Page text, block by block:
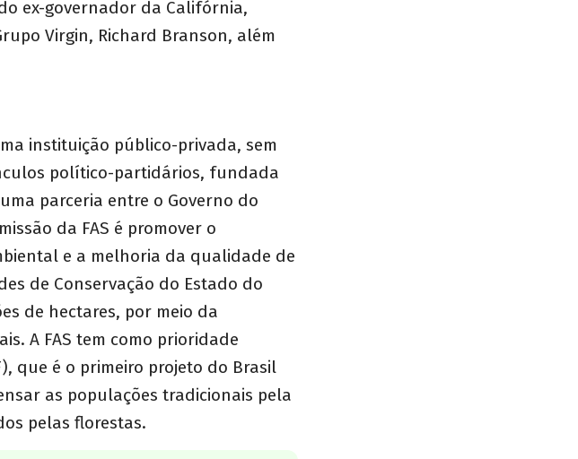
ex-governador da Califórnia,
Virgin, Richard Branson, além
instituição público-privada, sem
político-partidários, fundada
parceria entre o Governo do
da FAS é promover o
e a melhoria da qualidade de
de Conservação do Estado do
de hectares, por meio da
A FAS tem como prioridade
que é o primeiro projeto do Brasil
as populações tradicionais pela
pelas florestas.